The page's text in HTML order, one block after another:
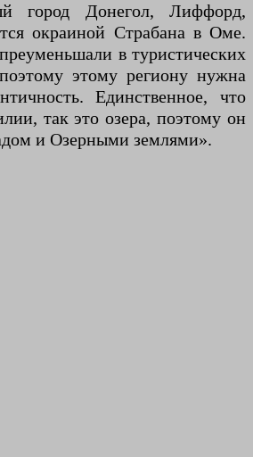
город Донегол, Лиффорд,
окраиной Страбана в Оме.
в туристических
этому региону нужна
Единственное, что
так это озера, поэтому он
и Озерными землями».